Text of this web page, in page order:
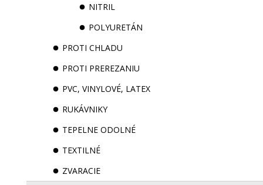
NITRIL
POLYURETÁN
PROTI CHLADU
PROTI PREREZANIU
PVC, VINYLOVÉ, LATEX
RUKÁVNIKY
TEPELNE ODOLNÉ
TEXTILNÉ
ZVARACIE